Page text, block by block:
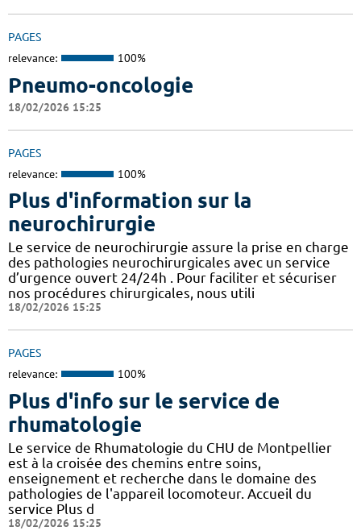
PAGES
relevance: 100%
Pneumo-oncologie
18/02/2026 15:25
PAGES
relevance: 100%
Plus d'information sur la
neurochirurgie
Le service de neurochirurgie assure la prise en charge
des pathologies neurochirurgicales avec un service
d’urgence ouvert 24/24h . Pour faciliter et sécuriser
nos procédures chirurgicales, nous utili
18/02/2026 15:25
PAGES
relevance: 100%
Plus d'info sur le service de
rhumatologie
Le service de Rhumatologie du CHU de Montpellier
est à la croisée des chemins entre soins,
enseignement et recherche dans le domaine des
pathologies de l'appareil locomoteur. Accueil du
service Plus d
18/02/2026 15:25